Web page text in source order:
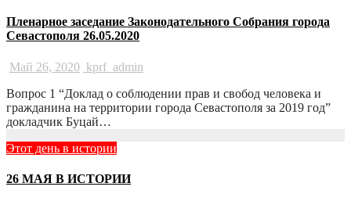
Пленарное заседание Законодательного Собрания города
Севастополя 26.05.2020
Май 26, 2020 kprf_admin
Вопрос 1 “Доклад о соблюдении прав и свобод человека и
гражданина на территории города Севастополя за 2019 год”
докладчик Буцай…
Этот день в истории
26 МАЯ В ИСТОРИИ